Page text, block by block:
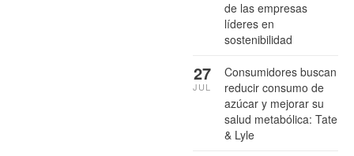
de las empresas
líderes en
sostenibilidad
Consumidores buscan
reducir consumo de
azúcar y mejorar su
salud metabólica: Tate
& Lyle
27
JUL